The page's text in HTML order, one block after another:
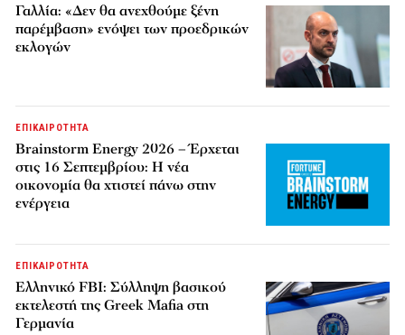
Γαλλία: «Δεν θα ανεχθούμε ξένη
παρέμβαση» ενόψει των προεδρικών
εκλογών
ΕΠΙΚΑΙΡΟΤΗΤΑ
Brainstorm Energy 2026 – Έρχεται
στις 16 Σεπτεμβρίου: Η νέα
οικονομία θα χτιστεί πάνω στην
ενέργεια
ΕΠΙΚΑΙΡΟΤΗΤΑ
Ελληνικό FBI: Σύλληψη βασικού
εκτελεστή της Greek Mafia στη
Γερμανία